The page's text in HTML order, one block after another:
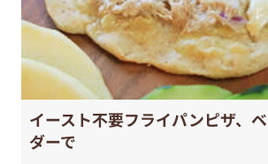
イースト不要フライパンピザ、
ダーで